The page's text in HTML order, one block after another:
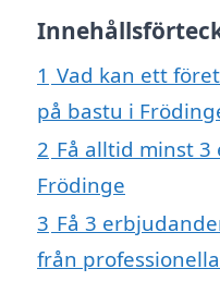
1 Vad kan ett
på bastu i
2 Få alltid minst
Frödinge
3 Få 3
från